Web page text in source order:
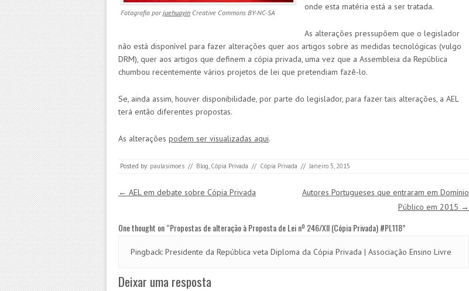
Fotografia porjuehuayin Creative Commons BY-NC-SA
onde esta matéria está a ser tratada.
As alterações pressupõem que o legislador
não está disponível para fazer alterações quer aos artigos sobre as medidas tecnológicas (vulgo
DRM), quer aos artigos que definem a cópia privada, uma vez que a Assembleia da República
chumbou recentemente vários projetos de lei que pretendiam fazê-lo.
Se, ainda assim, houver disponibilidade, por parte do legislador, para fazer tais alterações, a AEL
terá então diferentes propostas.
As alterações podem ser visualizadas aqui.
Posted by: paulasimoes // Blog, Cópia Privada // Cópia Privada // Janeiro 5, 2015
Post navigation
← AEL em debate sobre Cópia Privada
Autores Portugueses que entraram em Domínio
Público em 2015 →
One thought on “Propostas de alteração à Proposta de Lei nº 246/XII (Cópia Privada) #PL118”
Pingback: Presidente da República veta Diploma da Cópia Privada | Associação Ensino Livre
Deixar uma resposta